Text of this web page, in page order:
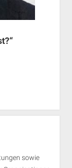
sowie